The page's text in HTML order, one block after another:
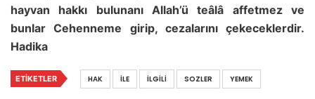
hayvan hakkı bulunanı Allah’ü teâlâ affetmez ve
bunlar Cehenneme girip, cezalarını çekeceklerdir.
Hadika
ETIKETLER HAK İLE İLGILI SOZLER YEMEK